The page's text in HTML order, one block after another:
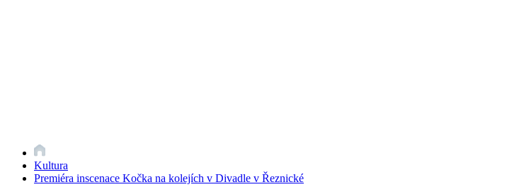
Kultura
Premiéra inscenace Kočka na kolejích v Divadle v Řeznické